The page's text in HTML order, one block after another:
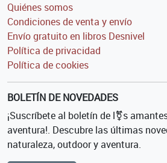
Quiénes somos
Condiciones de venta y envío
Envío gratuito en libros Desnivel
Política de privacidad
Política de cookies
BOLETÍN DE NOVEDADES
¡Suscríbete al boletín de l⚧s
aventura!. Descubre las últimas
naturaleza, outdoor y aventura.